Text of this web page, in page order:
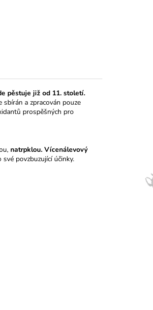
pěstuje již od 11. století.
a zpracován pouze
prospěšných pro
natrpklou. Vícenálevový
povzbuzující účinky.